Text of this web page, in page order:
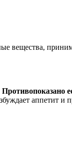
вещества,
Противопоказано
аппетит и